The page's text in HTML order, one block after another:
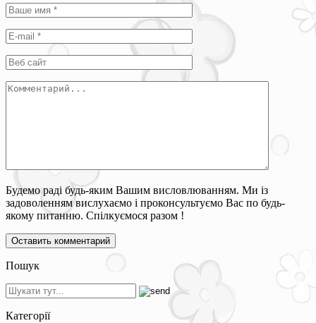
Будемо раді будь-яким Вашим висловлюванням. Ми із
задоволенням вислухаємо і проконсультуємо Вас по будь-
якому питанню. Спілкуємося разом !
Пошук
Категорії